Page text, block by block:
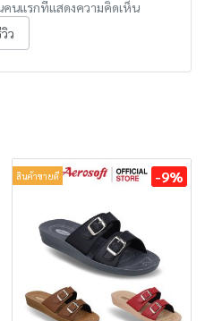
คนแรกที่แสดงความคิดเห็น
ว
สินค้าขายดี -9%